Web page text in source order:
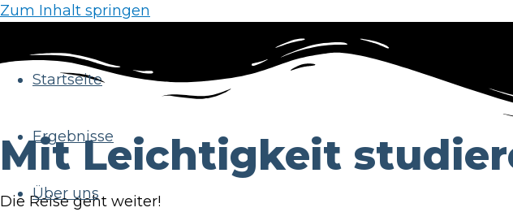
Zum Inhalt springen
Startseite
Ergebnisse
Über uns
Mit Leichtigkeit
Die Reise geht weiter!